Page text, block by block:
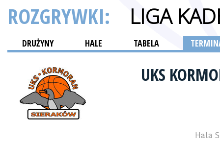
ROZGRYWKI: LIGA
DRUŻYNY HALE TABELA
UKS
Hala